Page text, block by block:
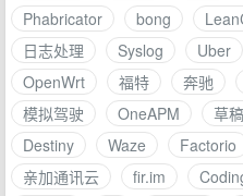
Phabricator
bong
日志处理
Syslog Uber
OpenWrt
福特 奔驰
模拟驾驶
OneAPM 草
Destiny
Waze Factorio
亲加通讯云
fir.im